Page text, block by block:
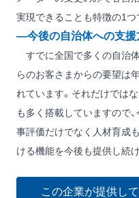
実現できることも特徴の1つ
―今後の自治体への支援
すでに全国で多くの自治
らのお客さまからの要望は
れています。それだけでは
も多く搭載していますので
事評価だけでなく人材育成
ける機能を今後も提供し続け
この企業が提供し